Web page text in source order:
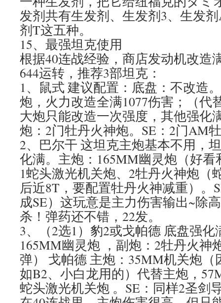
发剂共有生发剂、生发剂3、生发
剂T这五种。
15、最强坦克使用
根据40连战经验，商店发动机改造
644运转，推荐3部坦克：
1、鼠式 建议配置：底盘：不改造
炮，火力改造全满1077伤害；（代
大炮只能改造一次强度，其他强化
炮：2门牡丹火神炮。SE：2门AM
2、巴尔干 这坦克主炮基本不用，
化满。主炮：165MM幽灵炮（好
1蛇头激光机关炮、2牡丹火神炮（
后近8T，要配置牡丹火神减重）。
成SE）这玩意是主力伤害输出~除
杀！弹药还不错，22发。
3、（2选1）豹2或戈帕德 底盘强
165MM幽灵炮 ，副炮：2牡丹火神
弹） 戈帕德 主炮：35MM机关炮
如B2、小白龙用的）代替主炮，
蛇头激光机关炮 。SE：同样2圣剑